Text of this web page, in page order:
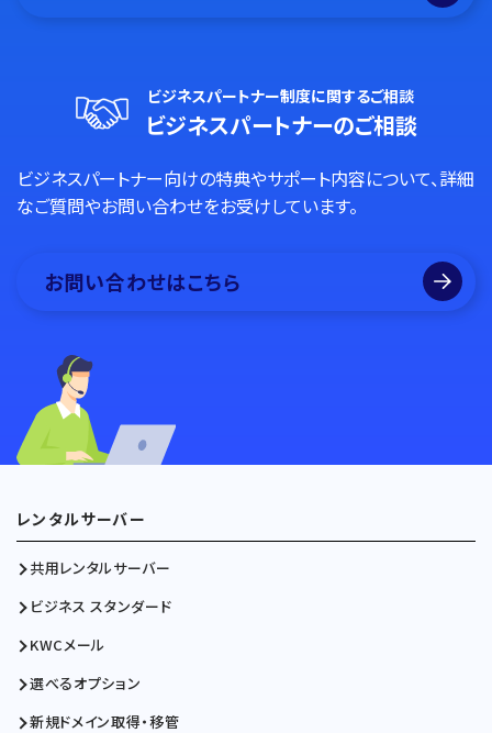
ビジネスパートナー制度に関するご相談
ビジネスパートナーのご相談
ビジネスパートナー向けの特典やサポート内容について、詳細
なご質問やお問い合わせをお受けしています。
お問い合わせはこちら
レンタルサーバー
共用レンタルサーバー
ビジネス スタンダード
KWCメール
選べるオプション
新規ドメイン取得・移管